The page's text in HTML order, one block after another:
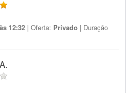
12:32 | Oferta: Privado | Duração